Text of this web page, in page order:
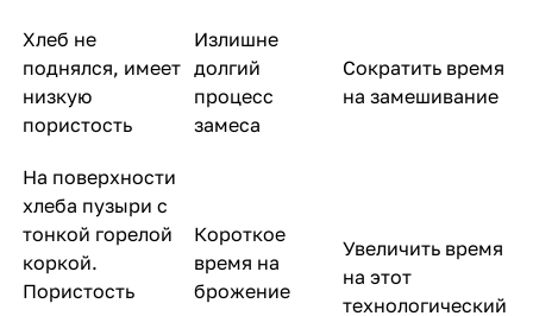
Хлеб не
поднялся, имеет
низкую
пористость
Излишне
долгий
процесс
замеса
Сократить время
на замешивание
На поверхности
хлеба пузыри с
тонкой горелой
коркой.
Пористость
Короткое
время на
брожение
Увеличить время
на этот
технологический